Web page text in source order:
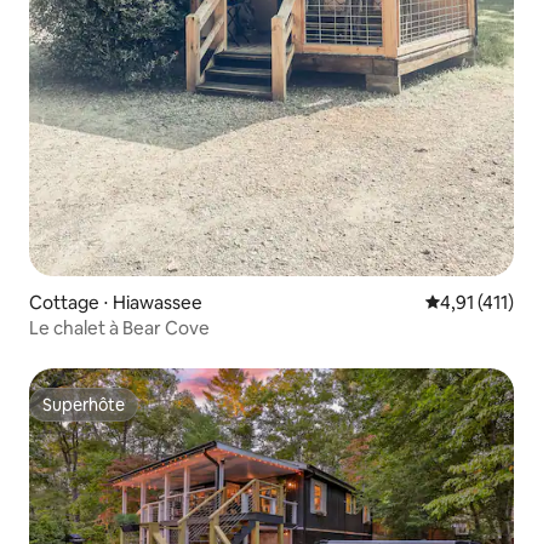
Cottage ⋅ Hiawassee Évaluation
4,91 (411)
Le chalet à Bear Cove
Superhôte
Superhôte